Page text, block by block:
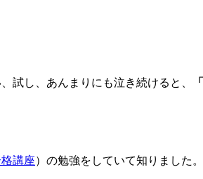
試し、あんまりにも泣き続けると、
講座）の勉強をしていて知りました。